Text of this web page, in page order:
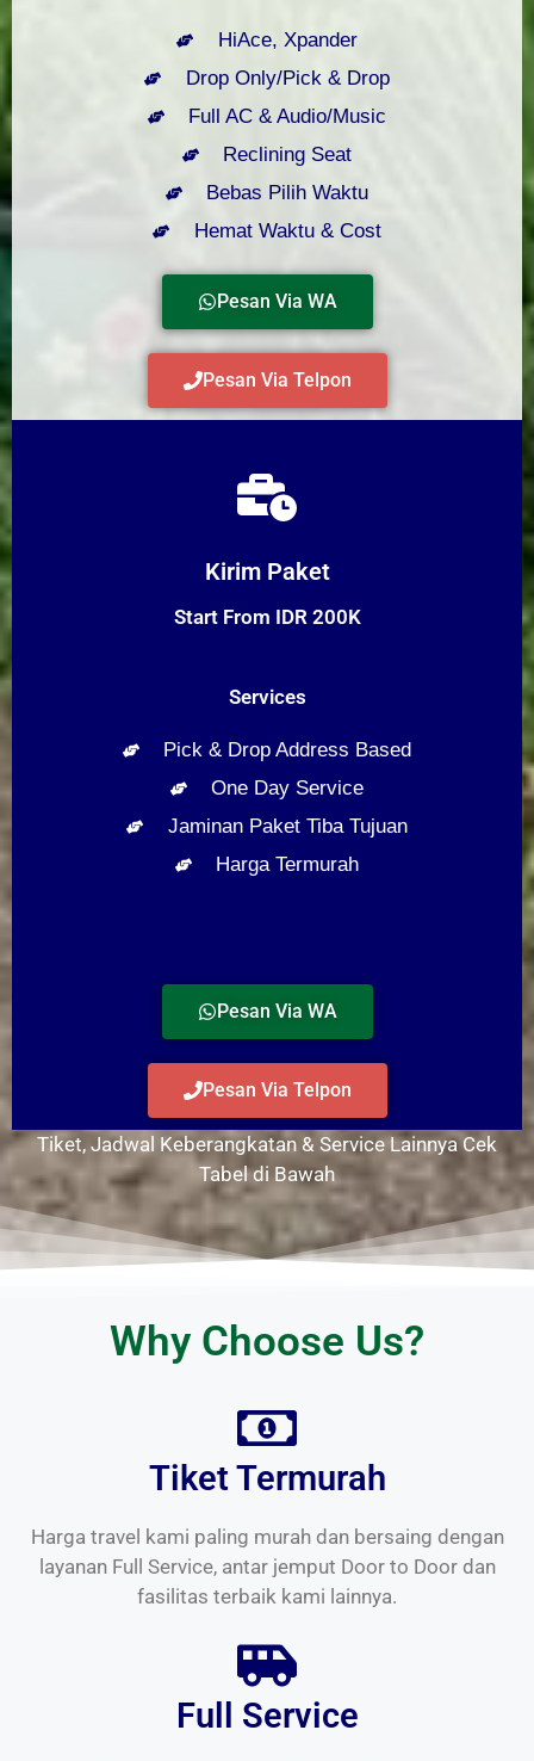
HiAce, Xpander
Drop Only/Pick & Drop
Full AC & Audio/Music
Reclining Seat
Bebas Pilih Waktu
Hemat Waktu & Cost
Pesan Via WA
Pesan Via Telpon
Kirim Paket
Start From IDR 200K
Services
Pick & Drop Address Based
One Day Service
Jaminan Paket Tiba Tujuan
Harga Termurah
Pesan Via WA
Pesan Via Telpon
Tiket, Jadwal Keberangkatan & Service Lainnya Cek
Tabel di Bawah
Why Choose Us?
Tiket Termurah
Harga travel kami paling murah dan bersaing dengan
layanan Full Service, antar jemput Door to Door dan
fasilitas terbaik kami lainnya.
Full Service